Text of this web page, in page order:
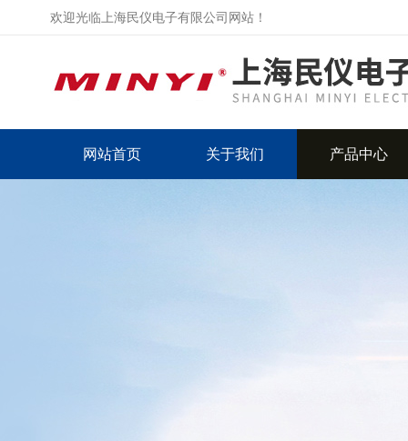
欢迎光临上海民仪电子有限公司网站！
网站首页 关于我们 产品中心